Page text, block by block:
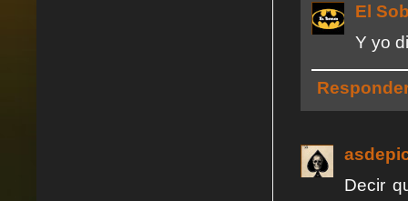
El
Y yo
Decir